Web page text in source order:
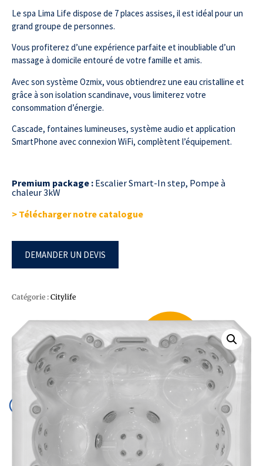
Le spa Lima Life dispose de 7 places assises, il est idéal pour un
grand groupe de personnes.
Vous profiterez d’une expérience parfaite et inoubliable d’un
massage à domicile entouré de votre famille et amis.
Avec son système Ozmix, vous obtiendrez une eau cristalline et
grâce à son isolation scandinave, vous limiterez votre
consommation d’énergie.
Cascade, fontaines lumineuses, système audio et application
SmartPhone avec connexion WiFi, complètent l’équipement.
Premium package : Escalier Smart-In step, Pompe à
chaleur 3kW
> Télécharger notre catalogue
DEMANDER UN DEVIS
Catégorie : Citylife